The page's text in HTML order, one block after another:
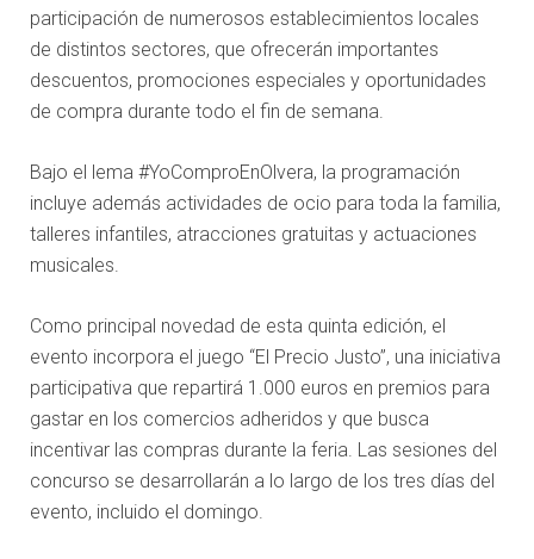
participación de numerosos establecimientos locales
de distintos sectores, que ofrecerán importantes
descuentos, promociones especiales y oportunidades
de compra durante todo el fin de semana.
Bajo el lema #YoComproEnOlvera, la programación
incluye además actividades de ocio para toda la familia,
talleres infantiles, atracciones gratuitas y actuaciones
musicales.
Como principal novedad de esta quinta edición, el
evento incorpora el juego “El Precio Justo”, una iniciativa
participativa que repartirá 1.000 euros en premios para
gastar en los comercios adheridos y que busca
incentivar las compras durante la feria. Las sesiones del
concurso se desarrollarán a lo largo de los tres días del
evento, incluido el domingo.